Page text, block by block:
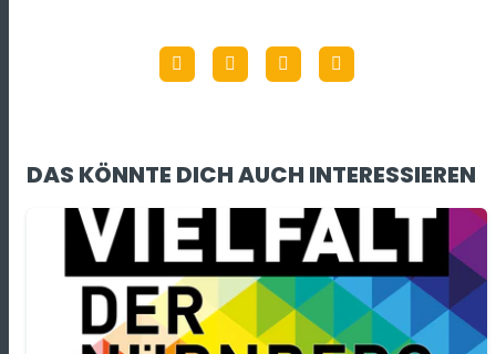
DAS KÖNNTE DICH AUCH INTERESSIEREN